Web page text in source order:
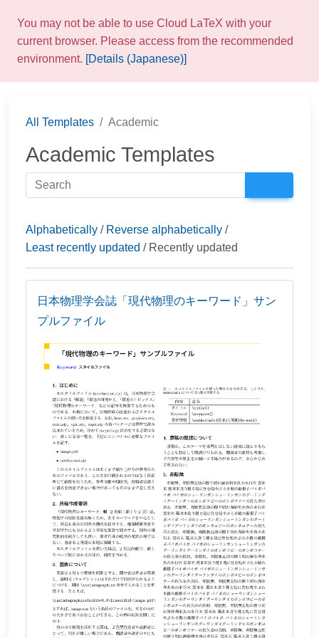
You may not be able to use Cloud LaTeX with your
current browser. Please access from the recommended
environment. [Details (Japanese)]
All Templates Academic
Academic Templates
Alphabetically / Reverse alphabetically /
Least recently updated / Recently updated
日本物理学会誌「現代物理のキーワード」サン
プルファイル